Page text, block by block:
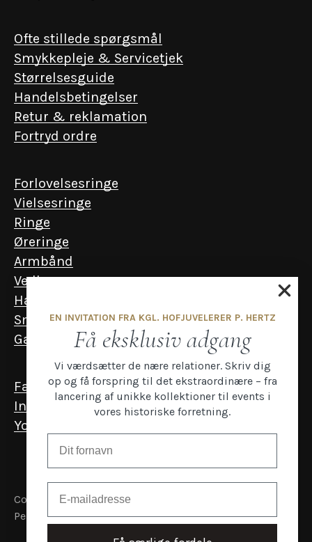
Ofte stillede spørgsmål
Smykkepleje & Servicetjek
Størrelsesguide
Handelsbetingelser
Retur & reklamation
Fortryd ordre
Forlovelsesringe
Vielsesringe
Ringe
Øreringe
Armbånd
Vedhæng
Halskæder
Smykker til mænd
Gavekort
Facebook
Instagram
YouTube
Copyright P.Hertz
Persondata- og cookiepolitik
EN INVITATION FRA KGL. HOFJUVELERER P. HERTZ
Få eksklusiv adgang
Vi værdsætter de nære relationer. Skriv dig
op og få forspring til det ekstraordinære – fra
lancering af unikke kollektioner til events i
vores historiske forretning.